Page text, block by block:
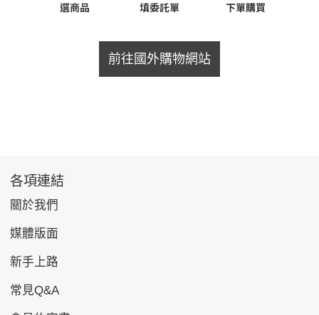
前往國外購物網站
各項連結
關於我們
媒體版面
新手上路
常見Q&A